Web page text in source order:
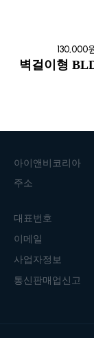
130,000
벽걸이형
아이앤비코리아
주소
대표번호
이메일
사업자정보
통신판매업신고